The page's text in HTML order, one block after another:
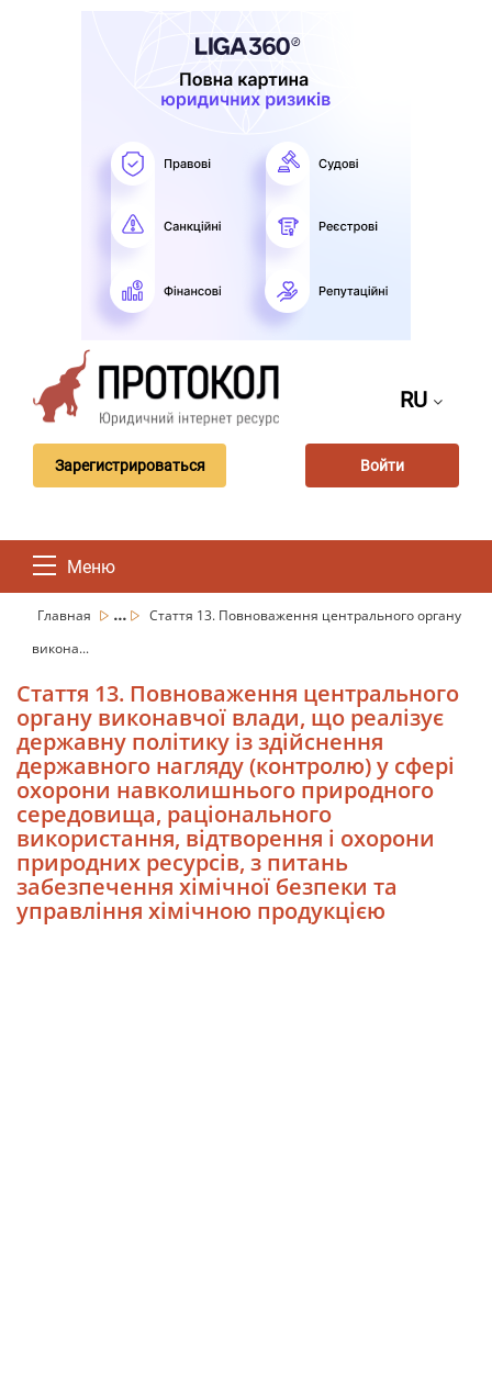
RU
Зарегистрироваться Войти
Меню
Главная ...
Стаття 13. Повноваження центрального органу
викона...
Стаття 13. Повноваження центрального
органу виконавчої влади, що реалізує
державну політику із здійснення
державного нагляду (контролю) у сфері
охорони навколишнього природного
середовища, раціонального
використання, відтворення і охорони
природних ресурсів, з питань
забезпечення хімічної безпеки та
управління хімічною продукцією